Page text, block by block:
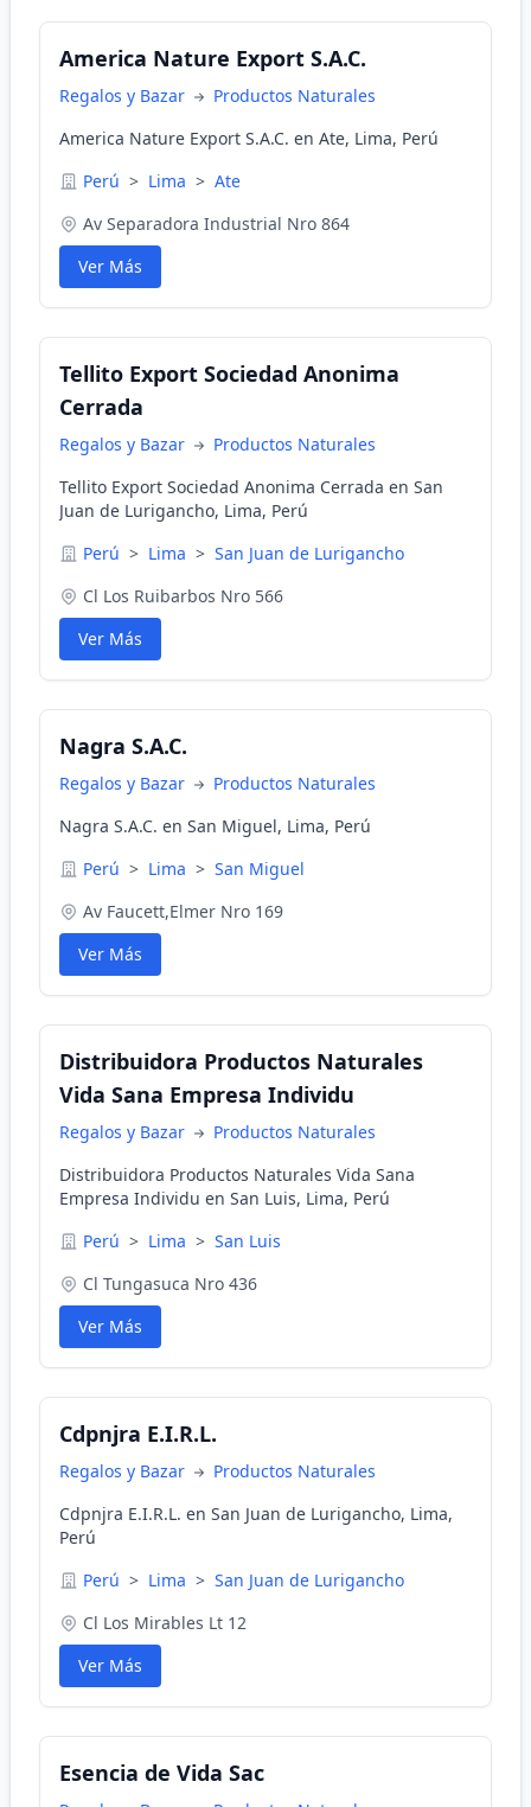
America Nature Export S.A.C.
Regalos y Bazar
Productos Naturales
America Nature Export S.A.C. en Ate, Lima, Perú
Perú > Lima > Ate
Av Separadora Industrial Nro 864
Ver Más
Tellito Export Sociedad Anonima
Cerrada
Regalos y Bazar
Productos Naturales
Tellito Export Sociedad Anonima Cerrada en San
Juan de Lurigancho, Lima, Perú
Perú > Lima > San Juan de Lurigancho
Cl Los Ruibarbos Nro 566
Ver Más
Nagra S.A.C.
Regalos y Bazar
Productos Naturales
Nagra S.A.C. en San Miguel, Lima, Perú
Perú > Lima > San Miguel
Av Faucett,Elmer Nro 169
Ver Más
Distribuidora Productos Naturales
Vida Sana Empresa Individu
Regalos y Bazar
Productos Naturales
Distribuidora Productos Naturales Vida Sana
Empresa Individu en San Luis, Lima, Perú
Perú > Lima > San Luis
Cl Tungasuca Nro 436
Ver Más
Cdpnjra E.I.R.L.
Regalos y Bazar
Productos Naturales
Cdpnjra E.I.R.L. en San Juan de Lurigancho, Lima,
Perú
Perú > Lima > San Juan de Lurigancho
Cl Los Mirables Lt 12
Ver Más
Esencia de Vida Sac